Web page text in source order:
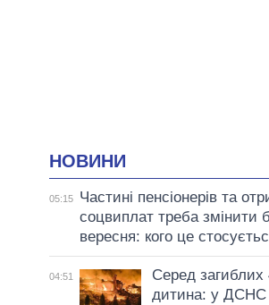
НОВИНИ
05:15
Частині пенсіонерів та
соцвиплат треба змінити
вересня: кого це
04:51
Серед загиблих
дитина: у ДСНС